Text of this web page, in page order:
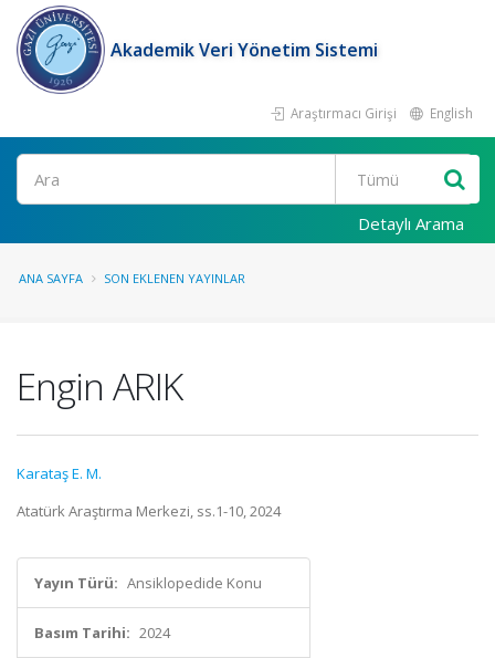
Akademik Veri Yönetim Sistemi
Araştırmacı Girişi English
Ara
Detaylı Arama
ANA SAYFA SON EKLENEN YAYINLAR
Engin ARIK
Karataş E. M.
Atatürk Araştırma Merkezi, ss.1-10, 2024
Yayın Türü: Ansiklopedide Konu
Basım Tarihi: 2024